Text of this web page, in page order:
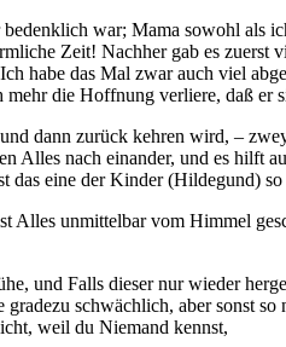
war; Mama sowohl als
Zeit! Nachher gab es
habe das Mal zwar auch viel
die Hoffnung verliere, daß er
dann zurück kehren wird, –
nach einander, und es hilft
eine der Kinder (Hildegund)
Alles unmittelbar vom Himmel
und Falls dieser nur wieder
schwächlich, aber sonst
weil du Niemand kennst,